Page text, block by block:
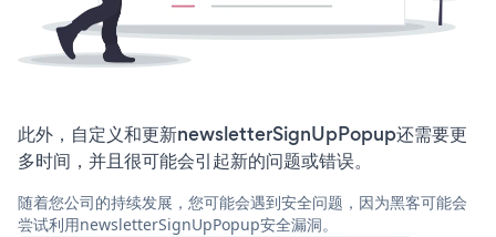
此外，自定义和更新newsletterSignUpPopup还需要更
多时间，并且很可能会引起新的问题或错误。
随着您公司的持续发展，您可能会遇到安全问题，因为黑客可能会
尝试利用newsletterSignUpPopup安全漏洞。